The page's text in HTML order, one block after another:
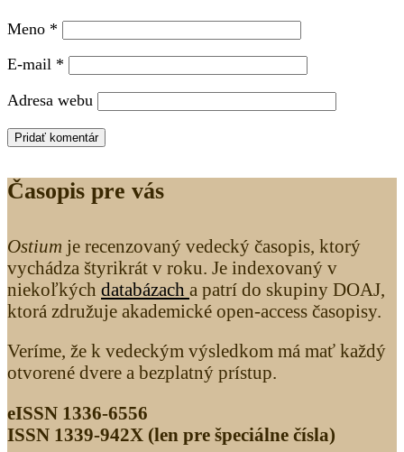
Meno *
E-mail *
Adresa webu
Časopis pre vás
Ostium je recenzovaný vedecký časopis, ktorý
vychádza štyrikrát v roku. Je indexovaný v
niekoľkých databázach a patrí do skupiny DOAJ,
ktorá združuje akademické open-access časopisy.
Veríme, že k vedeckým výsledkom má mať každý
otvorené dvere a bezplatný prístup.
eISSN 1336-6556
ISSN 1339­-942X (len pre špeciálne čísla)